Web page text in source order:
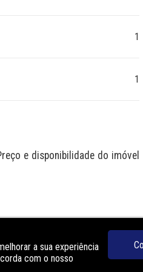
1
1
e disponibilidade do imóvel
a sua experiência
com o nosso